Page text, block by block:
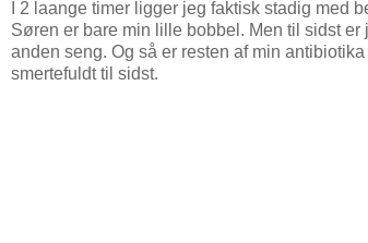
I 2 laange timer ligger jeg faktisk stadig
Søren er bare min lille bobbel. Men til sidst
anden seng. Og så er resten af min
smertefuldt til sidst.